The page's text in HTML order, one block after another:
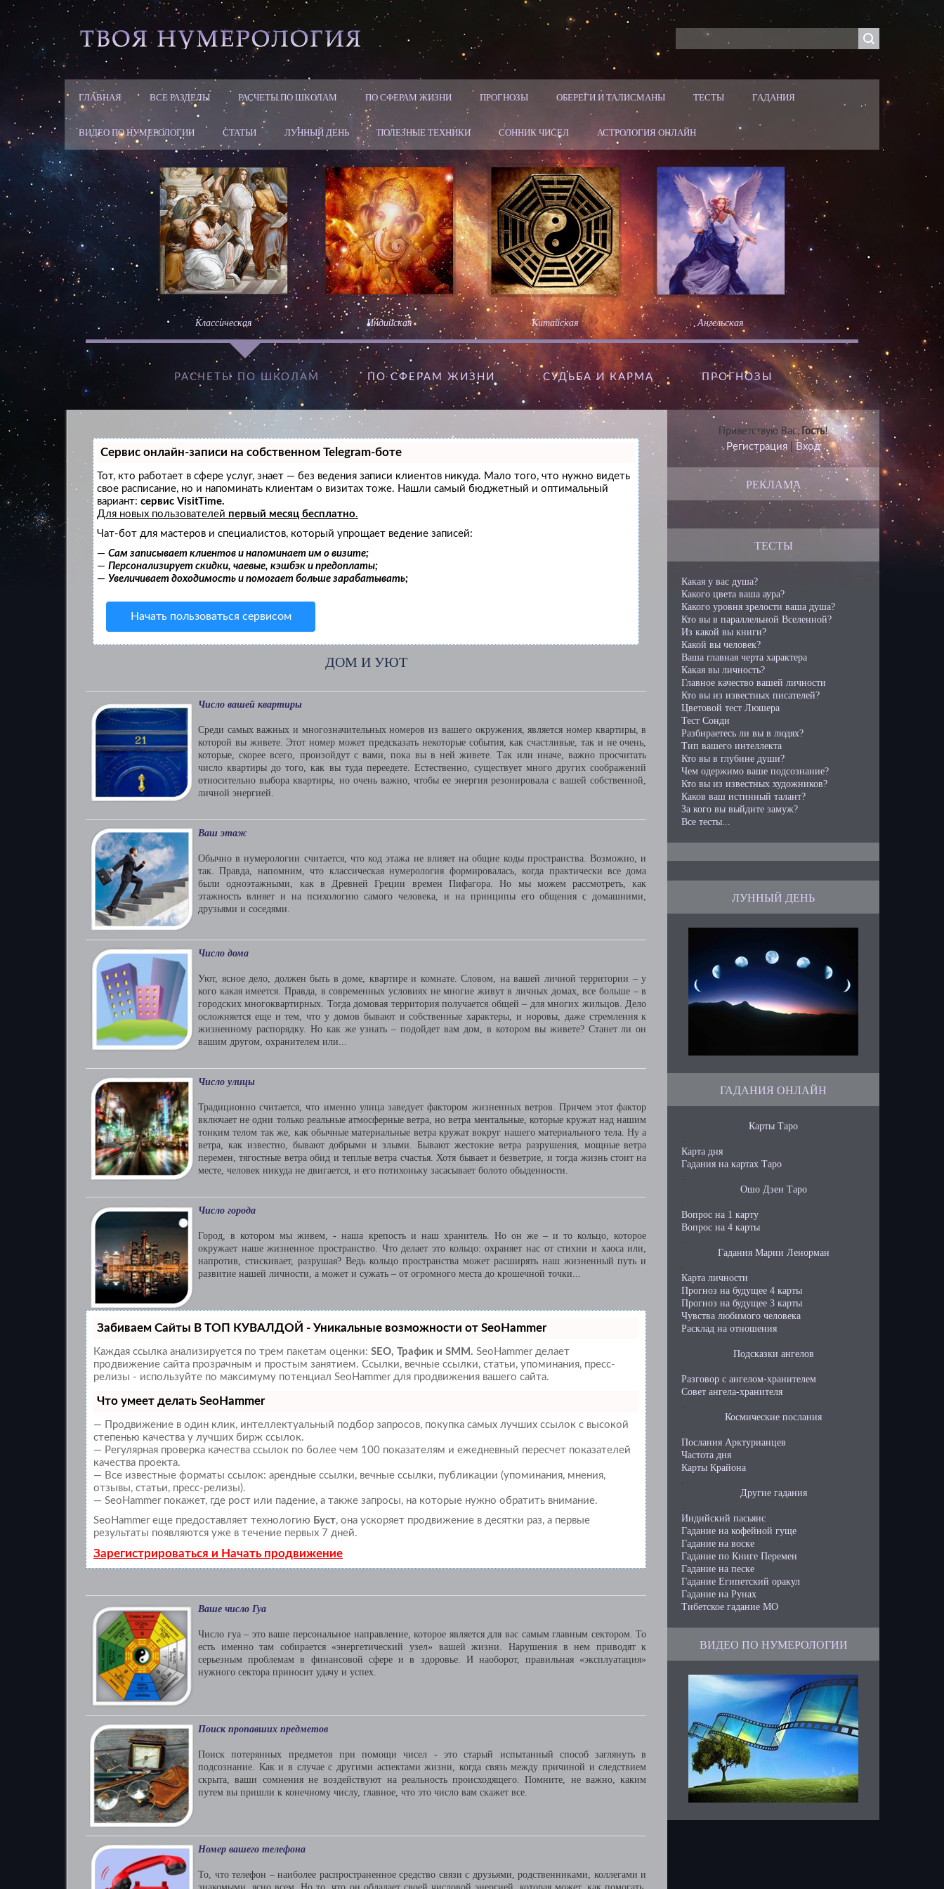
ГЛАВНАЯ ВСЕ РАЗДЕЛЫ РАСЧЕТЫ ПО ШКОЛАМ ПО СФЕРАМ ЖИЗНИ ПРОГНОЗЫ ОБЕРЕГИ И ТАЛИСМАНЫ ТЕСТЫ ГАДАНИЯ
ВИДЕО ПО НУМЕРОЛОГИИ СТАТЬИ ЛУННЫЙ ДЕНЬ ПОЛЕЗНЫЕ ТЕХНИКИ СОННИК ЧИСЕЛ АСТРОЛОГИЯ ОНЛАЙН
Классическая Индийская Китайская Ангельская
РАСЧЕТЫ ПО ШКОЛАМ ПО СФЕРАМ ЖИЗНИ CУДЬБА И КАРМА ПРОГНОЗЫ
Сервис онлайн-записи на собственном Telegram-боте
Тот, кто работает в сфере услуг, знает — без ведения записи клиентов никуда. Мало того, что нужно видеть
свое расписание, но и напоминать клиентам о визитах тоже. Нашли самый бюджетный и оптимальный
вариант: сервис VisitTime.
Для новых пользователей первый месяц бесплатно.
Чат-бот для мастеров и специалистов, который упрощает ведение записей:
— Сам записывает клиентов и напоминает им о визите;
— Персонализирует скидки, чаевые, кэшбэк и предоплаты;
— Увеличивает доходимость и помогает больше зарабатывать;
Начать пользоваться сервисом
ДОМ И УЮТ
Число вашей квартиры
Среди самых важных и многозначительных номеров из вашего окружения, является номер квартиры, в
которой вы живете. Этот номер может предсказать некоторые события, как счастливые, так и не очень,
которые, скорее всего, произойдут с вами, пока вы в ней живете. Так или иначе, важно просчитать
число квартиры до того, как вы туда переедете. Естественно, существует много других соображений
относительно выбора квартиры, но очень важно, чтобы ее энергия резонировала с вашей собственной,
личной энергией.
Ваш этаж
Обычно в нумерологии считается, что код этажа не влияет на общие коды пространства. Возможно, и
так. Правда, напомним, что классическая нумерология формировалась, когда практически все дома
были одноэтажными, как в Древней Греции времен Пифагора. Но мы можем рассмотреть, как
этажность влияет и на психологию самого человека, и на принципы его общения с домашними,
друзьями и соседями.
Число дома
Уют, ясное дело, должен быть в доме, квартире и комнате. Словом, на вашей личной территории – у
кого какая имеется. Правда, в современных условиях не многие живут в личных домах, все больше – в
городских многоквартирных. Тогда домовая территория получается общей – для многих жильцов. Дело
осложняется еще и тем, что у домов бывают и собственные характеры, и норовы, даже стремления к
жизненному распорядку. Но как же узнать – подойдет вам дом, в котором вы живете? Станет ли он
вашим другом, охранителем или...
Число улицы
Традиционно считается, что именно улица заведует фактором жизненных ветров. Причем этот фактор
включает не одни только реальные атмосферные ветра, но ветра ментальные, которые кружат над нашим
тонким телом так же, как обычные материальные ветра кружат вокруг нашего материального тела. Ну а
ветра, как известно, бывают добрыми и злыми. Бывают жестокие ветра разрушения, мощные ветра
перемен, тягостные ветра обид и теплые ветра счастья. Хотя бывает и безветрие, и тогда жизнь стоит на
месте, человек никуда не двигается, и его потихоньку засасывает болото обыденности.
Число города
Город, в котором мы живем, - наша крепость и наш хранитель. Но он же – и то кольцо, которое
окружает наше жизненное пространство. Что делает это кольцо: охраняет нас от стихии и хаоса или,
напротив, стискивает, разрушая? Ведь кольцо пространства может расширять наш жизненный путь и
развитие нашей личности, а может и сужать – от огромного места до крошечной точки...
Забиваем Сайты В ТОП КУВАЛДОЙ - Уникальные возможности от SeoHammer
Каждая ссылка анализируется по трем пакетам оценки: SEO, Трафик и SMM. SeoHammer делает
продвижение сайта прозрачным и простым занятием. Ссылки, вечные ссылки, статьи, упоминания, пресс-
релизы - используйте по максимуму потенциал SeoHammer для продвижения вашего сайта.
Что умеет делать SeoHammer
— Продвижение в один клик, интеллектуальный подбор запросов, покупка самых лучших ссылок с высокой
степенью качества у лучших бирж ссылок.
— Регулярная проверка качества ссылок по более чем 100 показателям и ежедневный пересчет показателей
качества проекта.
— Все известные форматы ссылок: арендные ссылки, вечные ссылки, публикации (упоминания, мнения,
отзывы, статьи, пресс-релизы).
— SeoHammer покажет, где рост или падение, а также запросы, на которые нужно обратить внимание.
SeoHammer еще предоставляет технологию Буст, она ускоряет продвижение в десятки раз, а первые
результаты появляются уже в течение первых 7 дней.
Зарегистрироваться и Начать продвижение
Ваше число Гуа
Число гуа – это ваше персональное направление, которое является для вас самым главным сектором. То
есть именно там собирается «энергетический узел» вашей жизни. Нарушения в нем приводят к
серьезным проблемам в финансовой сфере и в здоровье. И наоборот, правильная «эксплуатация»
нужного сектора приносит удачу и успех.
Поиск пропавших предметов
Поиск потерянных предметов при помощи чисел - это старый испытанный способ заглянуть в
подсознание. Как и в случае с другими аспектами жизни, когда связь между причиной и следствием
скрыта, ваши сомнения не воздействуют на реальность происходящего. Помните, не важно, каким
путем вы пришли к конечному числу, главное, что это число вам скажет все.
Номер вашего телефона
То, что телефон – наиболее распространенное средство связи с друзьями, родственниками, коллегами и
Приветствую Вас, Гость!
Регистрация |Вход
РЕКЛАМА
ТЕСТЫ
Какая у вас душа?
Какого цвета ваша аура?
Какого уровня зрелости ваша душа?
Кто вы в параллельной Вселенной?
Из какой вы книги?
Какой вы человек?
Ваша главная черта характера
Какая вы личность?
Главное качество вашей личности
Кто вы из известных писателей?
Цветовой тест Люшера
Тест Сонди
Разбираетесь ли вы в людях?
Тип вашего интеллекта
Кто вы в глубине души?
Чем одержимо ваше подсознание?
Кто вы из известных художников?
Каков ваш истинный талант?
За кого вы выйдите замуж?
Все тесты...
ЛУННЫЙ ДЕНЬ
ГАДАНИЯ ОНЛАЙН
Карты Таро
.
Карта дня
Гадания на картах Таро
.
Ошо Дзен Таро
.
Вопрос на 1 карту
Вопрос на 4 карты
.
Гадания Марии Ленорман
.
Карта личности
Прогноз на будущее 4 карты
Прогноз на будущее 3 карты
Чувства любимого человека
Расклад на отношения
.
Подсказки ангелов
.
Разговор с ангелом-хранителем
Совет ангела-хранителя
.
Космические послания
.
Послания Арктурианцев
Частота дня
Карты Крайона
.
Другие гадания
.
Индийский пасьянс
Гадание на кофейной гуще
Гадание на воске
Гадание по Книге Перемен
Гадание на песке
Гадание Египетский оракул
Гадание на Рунах
Тибетское гадание МО
ВИДЕО ПО НУМЕРОЛОГИИ